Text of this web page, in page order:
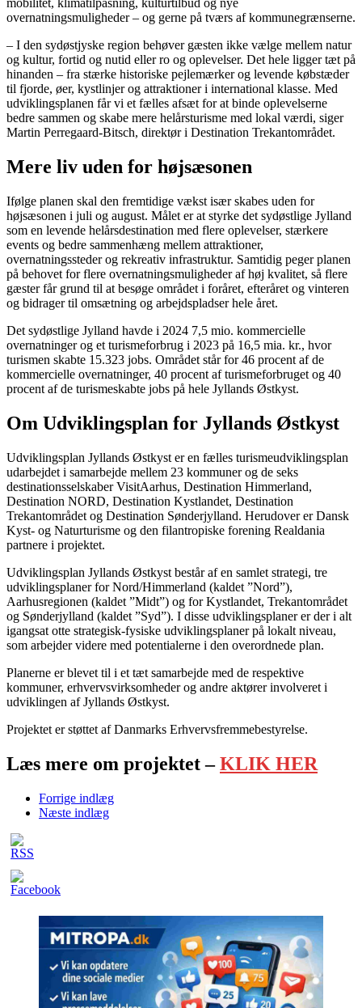
mobilitet, klimatilpasning, kulturtilbud og nye
overnatningsmuligheder – og gerne på tværs af kommunegrænserne.
– I den sydøstjyske region behøver gæsten ikke vælge mellem natur
og kultur, fortid og nutid eller ro og oplevelser. Det hele ligger tæt på
hinanden – fra stærke historiske pejlemærker og levende købstæder
til fjorde, øer, kystlinjer og attraktioner i international klasse. Med
udviklingsplanen får vi et fælles afsæt for at binde oplevelserne
bedre sammen og skabe mere helårsturisme med lokal værdi, siger
Martin Perregaard-Bitsch, direktør i Destination Trekantområdet.
Mere liv uden for højsæsonen
Ifølge planen skal den fremtidige vækst især skabes uden for
højsæsonen i juli og august. Målet er at styrke det sydøstlige Jylland
som en levende helårsdestination med flere oplevelser, stærkere
events og bedre sammenhæng mellem attraktioner,
overnatningssteder og rekreativ infrastruktur. Samtidig peger planen
på behovet for flere overnatningsmuligheder af høj kvalitet, så flere
gæster får grund til at besøge området i foråret, efteråret og vinteren
og bidrager til omsætning og arbejdspladser hele året.
Det sydøstlige Jylland havde i 2024 7,5 mio. kommercielle
overnatninger og et turismeforbrug i 2023 på 16,5 mia. kr., hvor
turismen skabte 15.323 jobs. Området står for 46 procent af de
kommercielle overnatninger, 40 procent af turismeforbruget og 40
procent af de turismeskabte jobs på hele Jyllands Østkyst.
Om Udviklingsplan for Jyllands Østkyst
Udviklingsplan Jyllands Østkyst er en fælles turismeudviklingsplan
udarbejdet i samarbejde mellem 23 kommuner og de seks
destinationsselskaber VisitAarhus, Destination Himmerland,
Destination NORD, Destination Kystlandet, Destination
Trekantområdet og Destination Sønderjylland. Herudover er Dansk
Kyst- og Naturturisme og den filantropiske forening Realdania
partnere i projektet.
Udviklingsplan Jyllands Østkyst består af en samlet strategi, tre
udviklingsplaner for Nord/Himmerland (kaldet ”Nord”),
Aarhusregionen (kaldet ”Midt”) og for Kystlandet, Trekantområdet
og Sønderjylland (kaldet ”Syd”). I disse udviklingsplaner er der i alt
igangsat otte strategisk-fysiske udviklingsplaner på lokalt niveau,
som arbejder videre med potentialerne i den overordnede plan.
Planerne er blevet til i et tæt samarbejde med de respektive
kommuner, erhvervsvirksomheder og andre aktører involveret i
udviklingen af Jyllands Østkyst.
Projektet er støttet af Danmarks Erhvervsfremmebestyrelse.
Læs mere om projektet –KLIK HER
Forrige indlæg
Næste indlæg